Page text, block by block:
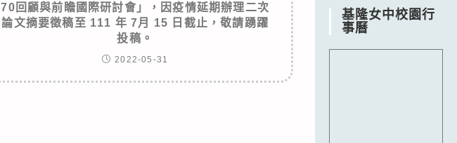
70回顧與前瞻國際研討會」，因疫情延期辦理二次
論文摘要徵稿至 111 年 7月 15 日截止，敬請踴躍
投稿。
2022-05-31
基隆女中校園行
事曆